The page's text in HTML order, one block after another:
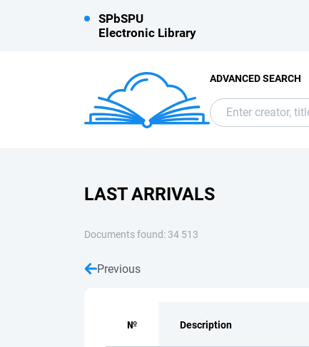
SPbSPU
Electronic Library
ADVANCED SEARCH
LAST ARRIVALS
Documents found: 34 513
Previous
№ Description